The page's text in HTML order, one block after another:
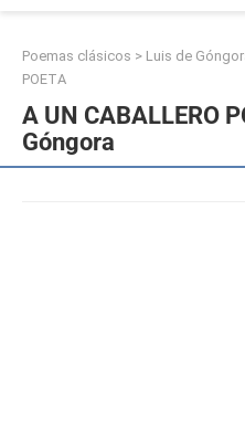
Poemas clásicos > Luis de
POETA
A UN CABALLERO
Góngora